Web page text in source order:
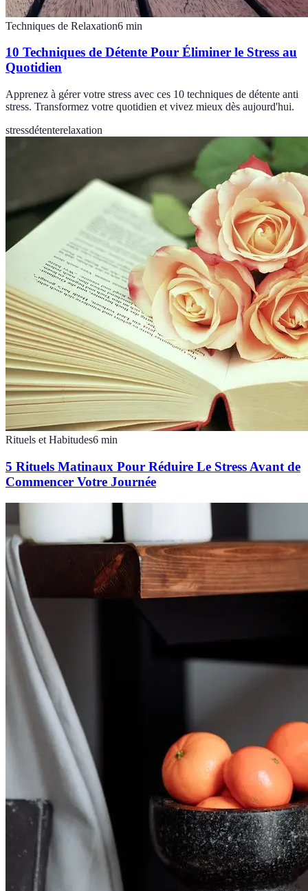
Techniques de Relaxation6 min
10 Techniques de Détente Pour Éliminer le Stress au
Quotidien
Apprenez à gérer votre stress avec ces 10 techniques de détente anti
stress. Transformez votre quotidien et vivez mieux dès aujourd'hui.
stressdétenterelaxation
Rituels et Habitudes6 min
5 Rituels Matinaux Pour Réduire Le Stress Avant de
Commencer Votre Journée